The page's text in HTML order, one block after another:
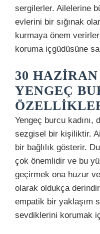
sergilerler. Ailelerine
evlerini bir sığınak
kurmaya önem
koruma içgüdüsüne
30
YENGEÇ
Yengeç burcu
sezgisel bir kişiliktir.
bir bağlılık gösterir.
çok önemlidir ve bu
geçirmek ona huzur
olarak oldukça
empatik bir yaklaşım
sevdiklerini korumak